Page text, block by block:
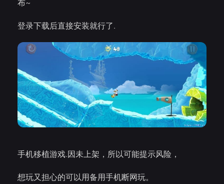
布~
登录下载后直接安装就行了.
手机移植游戏.因未上架，所以可能提示风险，
想玩又担心的可以用备用手机断网玩。